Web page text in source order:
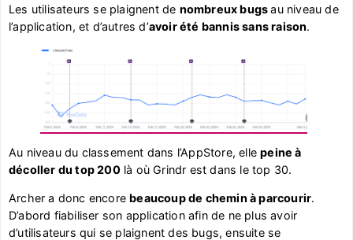
Les utilisateurs se plaignent de nombreux bugsau niveau de
l’application, et d’autres d’avoir été bannis sans raison.
Au niveau du classement dans l’AppStore, ellepeine à
décoller du top 200là où Grindr est dans le top 30.
Archer a donc encore beaucoup de chemin à parcourir.
D’abord fiabiliser son application afin de ne plus avoir
d’utilisateurs qui se plaignent des bugs, ensuite se